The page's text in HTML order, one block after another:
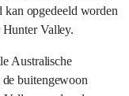
kan opgedeeld worden
Valley.
Australische
buitengewoon